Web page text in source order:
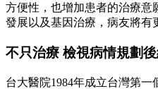
方便性，也增加患者的治療意
發展以及基因治療，病友將有
不只治療 檢視病情規劃
台大醫院1984年成立台灣第一